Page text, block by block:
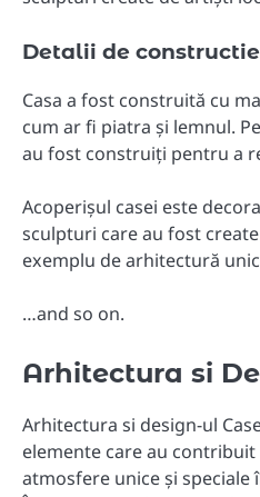
Detalii de constructie
Casa a fost construită cu
cum ar fi piatra și lemnul.
au fost construiți pentru a
Acoperișul casei este
sculpturi care au fost
exemplu de arhitectură
…and so on.
Arhitectura si
Arhitectura si design-ul
elemente care au contribuit
atmosfere unice și speciale